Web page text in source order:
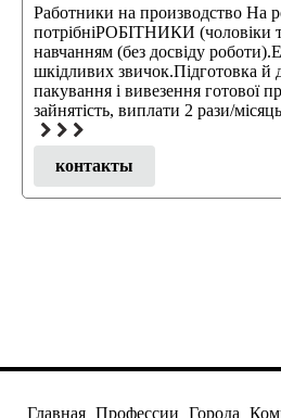
Работники на производство На
потрібніРОБІТНИКИ (чоловіки
навчанням (без досвіду
шкідливих звичок.Підготовка й
пакування і вивезення готової
зайнятість, виплати 2 рази/
контакты
Главная Профессии Города